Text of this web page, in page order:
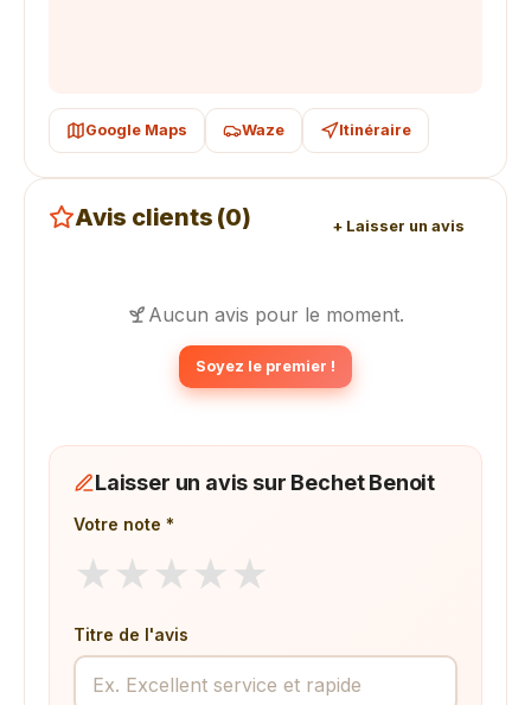
Google Maps Waze Itinéraire
Avis clients (0) + Laisser un avis
Aucun avis pour le moment.
Soyez le premier !
Laisser un avis sur Bechet Benoit
Votre note *
★ ★ ★ ★ ★
Titre de l'avis